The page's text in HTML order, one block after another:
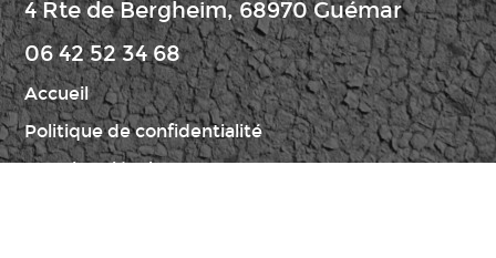
4 Rte de Bergheim, 68970 Guémar
06 42 52 34 68
Accueil
Politique de confidentialité
Mentions légales